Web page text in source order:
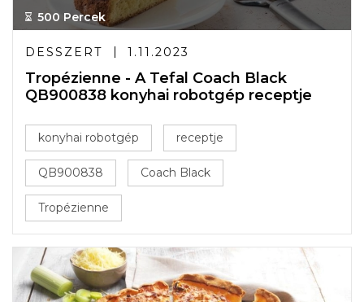
500 Percek
DESSZERT 1.11.2023
Tropézienne - A Tefal Coach Black
QB900838 konyhai robotgép receptje
konyhai robotgép receptje
QB900838 Coach Black
Tropézienne